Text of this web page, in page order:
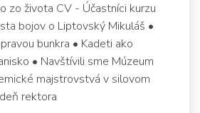
zo života CV - Účastníci kurzu
bojov o Liptovský Mikuláš •
bunkra • Kadeti ako
• Navštívili sme Múzeum
majstrovstvá v silovom
rektora